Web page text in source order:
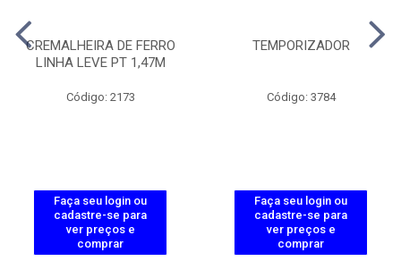
CREMALHEIRA DE FERRO
LINHA LEVE PT 1,47M
Código: 2173
Faça seu login ou
cadastre-se para
ver preços e
comprar
TEMPORIZADOR
Código: 3784
Faça seu login ou
cadastre-se para
ver preços e
comprar